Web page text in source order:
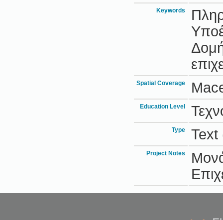
Keywords
Spatial Coverage
Education Level
Type Text
Project Notes